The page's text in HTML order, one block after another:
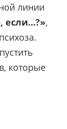
линии
если…?»,
которые